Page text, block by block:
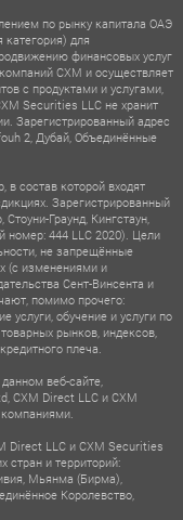
по рынку капитала ОАЭ
для
финансовых услуг
CXM и осуществляет
с продуктами и услугами,
Securities LLC не хранит
Зарегистрированный адрес
2, Дубай, Объединённые
в состав которой входят
Зарегистрированный
Граунд, Кингстаун,
номер: 444 LLC 2020). Цели
не запрещённые
(с изменениями и
Сент-Винсента и
помимо прочего:
услуги, обучение и услуги по
рынков, индексов,
плеча.
веб-сайте,
CXM Direct LLC и CXM
Direct LLC и CXM Securities
стран и территорий:
Мьянма (Бирма),
Королевство,